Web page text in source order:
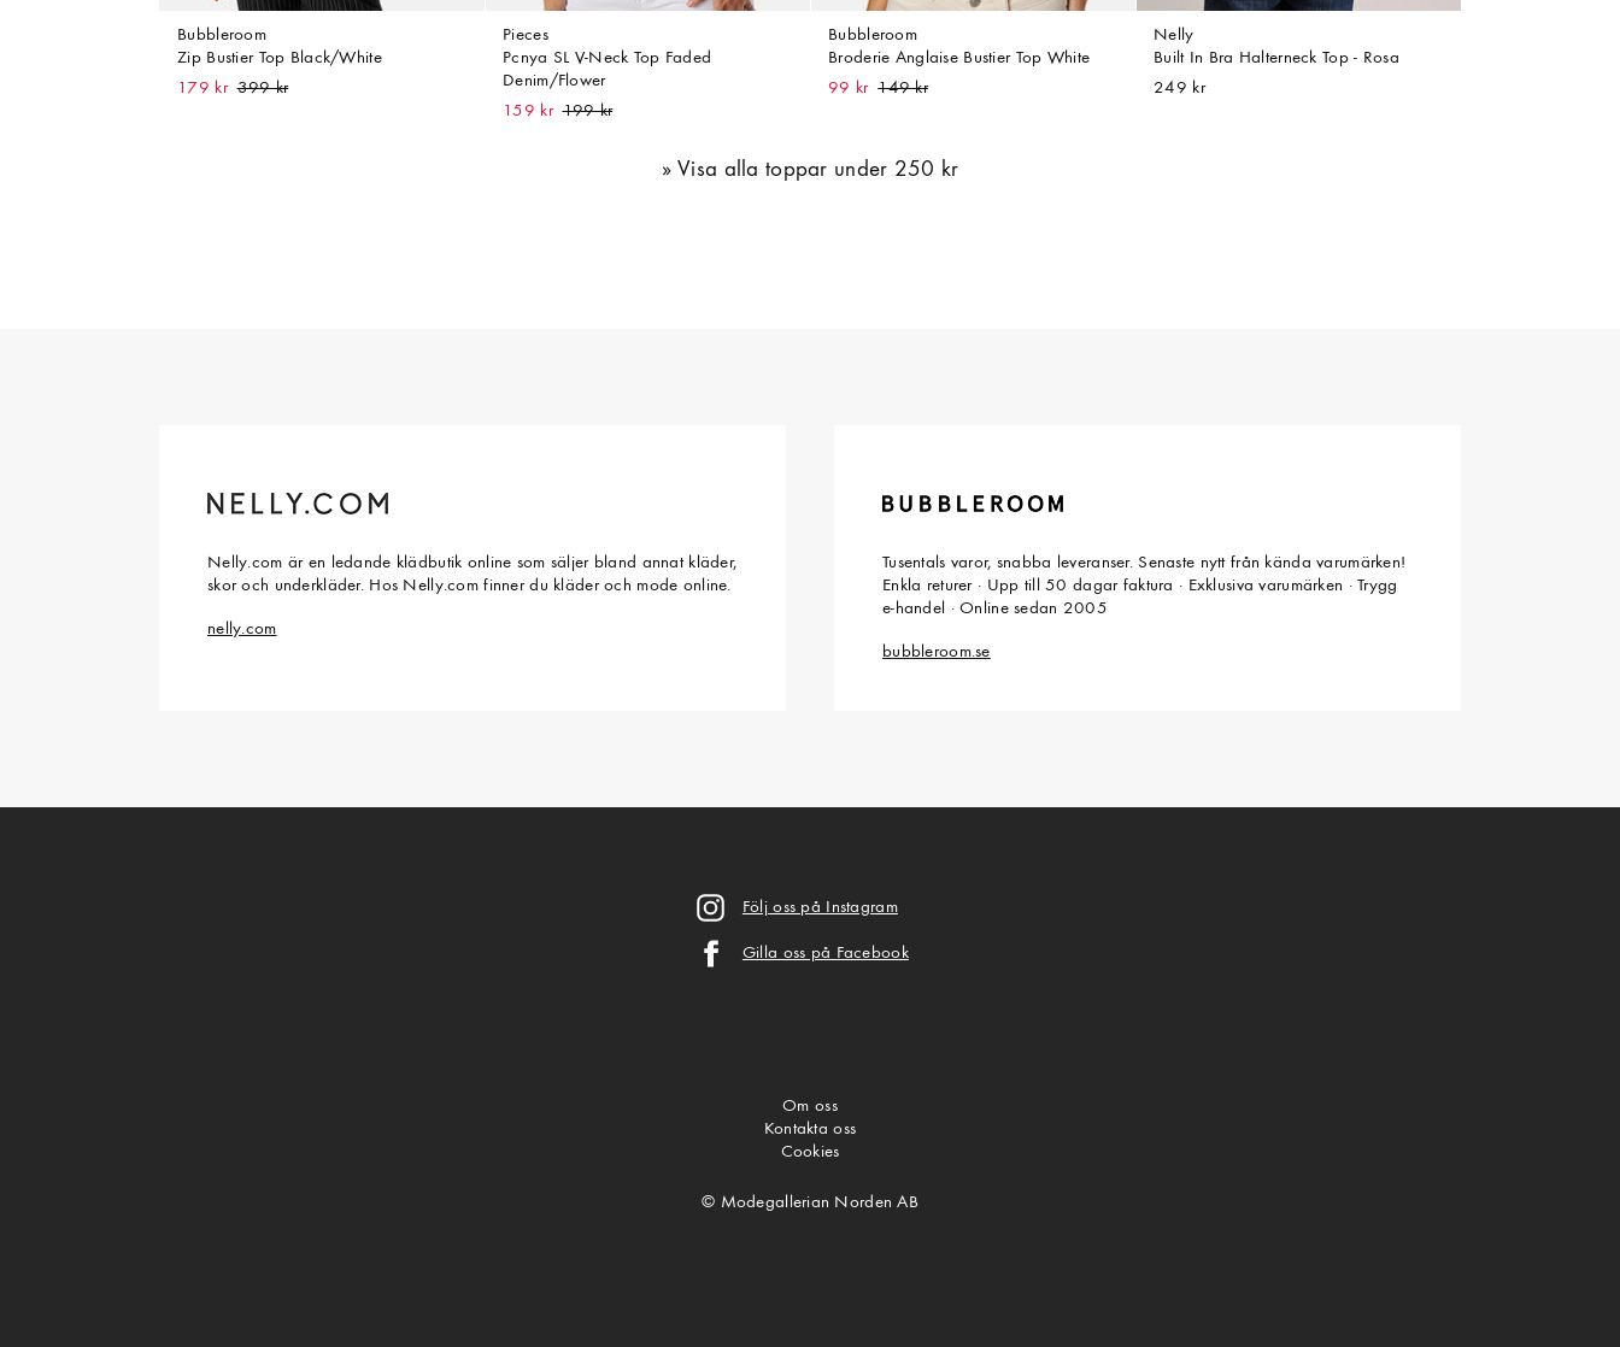
Bubbleroom
Zip Bustier Top Black/White
179 kr
Pieces
Pcnya SL V-Neck Top Faded
Denim/Flower
159 kr
Bubbleroom
Broderie Anglaise Bustier Top White
99 kr
Nelly
Built In Bra Halterneck Top - Rosa
249 kr
Visa alla toppar under 250 kr
Nelly.com är en ledande klädbutik online som säljer bland annat kläder,
skor och underkläder. Hos Nelly.com finner du kläder och mode online.
nelly.com
Tusentals varor, snabba leveranser. Senaste nytt från kända varumärken!
Enkla returer · Upp till 50 dagar faktura · Exklusiva varumärken · Trygg
e-handel · Online sedan 2005
bubbleroom.se
Följ oss på Instagram
Gilla oss på Facebook
Om oss
Kontakta oss
Cookies
© Modegallerian Norden AB